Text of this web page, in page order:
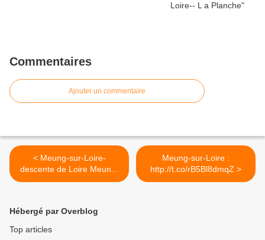
Commentaires
Ajouter un commentaire
< Meung-sur-Loire-
descente de Loire Meung-
Beaugency...
Meung-sur-Loire :
http://t.co/rB5Bl8dmqZ >
Hébergé par Overblog
Top articles